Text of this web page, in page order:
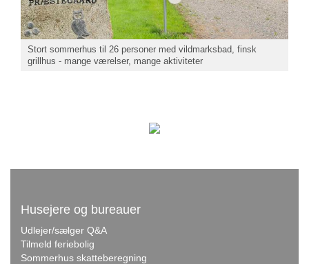
Stort sommerhus til 26 personer med vildmarksbad, finsk
grillhus - mange værelser, mange aktiviteter
Husejere og bureauer
Udlejer/sælger Q&A
Tilmeld feriebolig
Sommerhus skatteberegning